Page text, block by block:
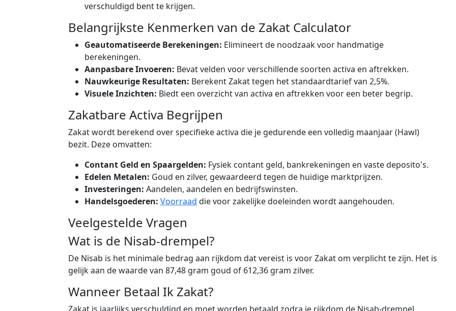
verschuldigd bent te krijgen.
Belangrijkste Kenmerken van de Zakat Calculator
Geautomatiseerde Berekeningen: Elimineert de noodzaak voor handmatige
berekeningen.
Aanpasbare Invoeren: Bevat velden voor verschillende soorten activa en aftrekken.
Nauwkeurige Resultaten: Berekent Zakat tegen het standaardtarief van 2,5%.
Visuele Inzichten: Biedt een overzicht van activa en aftrekken voor een beter begrip.
Zakatbare Activa Begrijpen
Zakat wordt berekend over specifieke activa die je gedurende een volledig maanjaar (Hawl)
bezit. Deze omvatten:
Contant Geld en Spaargelden: Fysiek contant geld, bankrekeningen en vaste deposito's.
Edelen Metalen: Goud en zilver, gewaardeerd tegen de huidige marktprijzen.
Investeringen: Aandelen, aandelen en bedrijfswinsten.
Handelsgoederen: Voorraad die voor zakelijke doeleinden wordt aangehouden.
Veelgestelde Vragen
Wat is de Nisab-drempel?
De Nisab is het minimale bedrag aan rijkdom dat vereist is voor Zakat om verplicht te zijn. Het is
gelijk aan de waarde van 87,48 gram goud of 612,36 gram zilver.
Wanneer Betaal Ik Zakat?